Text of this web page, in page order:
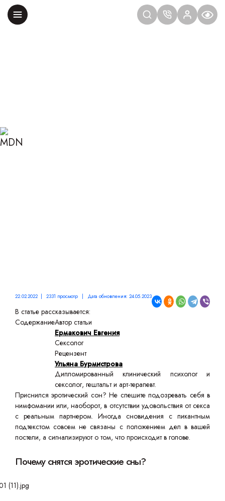
22.02.2022 | 2331 просмотр | Дата обновления: 24.05.2023
В статье рассказывается:
СодержаниеАвтор статьи
Ермакович Евгения
Сексолог
Рецензент
Ульяна Бурмистрова
Дипломированный клинический психолог и
сексолог, гештальт и арт-терапевт.
Приснился эротический сон? Не спешите подозревать себя в
нимфомании или, наоборот, в отсутствии удовольствия от секса
с реальным партнером. Иногда сновидения с пикантным
подтекстом совсем не связаны с положением дел в вашей
постели, а сигнализируют о том, что происходит в голове.
Почему снятся эротические сны?